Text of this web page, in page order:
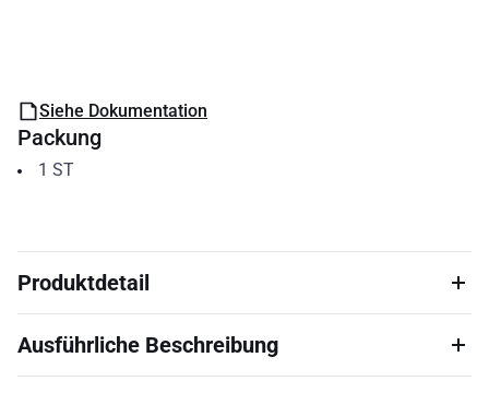
Siehe Dokumentation
Packung
1 ST
Produktdetail
Ausführliche Beschreibung